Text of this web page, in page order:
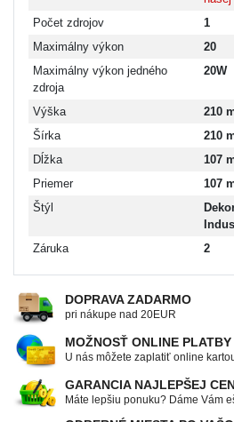
Počet zdrojov
1
Maximálny výkon
20
Maximálny výkon jedného
zdroja
20W
Výška
210
Šírka
210
Dĺžka
107
Priemer
107
Štýl
Záruka
2
DOPRAVA ZADARMO
pri nákupe nad 20EUR
MOŽNOSŤ ONLINE PLATBY
U nás môžete zaplatiť online
GARANCIA NAJLEPŠEJ
Máte lepšiu ponuku? Dáme Vám